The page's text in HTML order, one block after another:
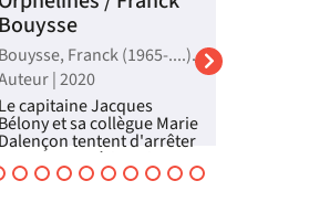
irakiens sur la base milita...
Livre
Bouysse
Bouysse, Franck (1965-....).
| 2020
Le capitaine Jacques
Bélony et sa collègue Marie
Dalençon tentent d'arrêter
un tueur en série qui
à leur échapper